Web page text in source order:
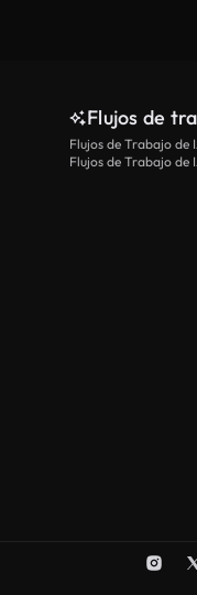
Flujos de
Flujos de Trabajo de
Flujos de Trabajo de